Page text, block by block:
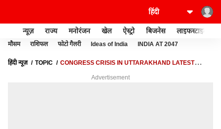
न्यूज़ राज्य मनोरंजन खेल ऐस्ट्रो बिजनेस लाइफस्टाइल
मौसम राशिफल फोटो गैलरी Ideas of India INDIA AT 2047
हिंदी न्यूज़ TOPIC
CONGRESS CRISIS IN UTTARAKHAND LATEST
Advertisement